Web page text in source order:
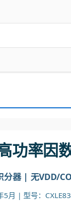
功率因
器 | 无VDD/
月 | 型号：